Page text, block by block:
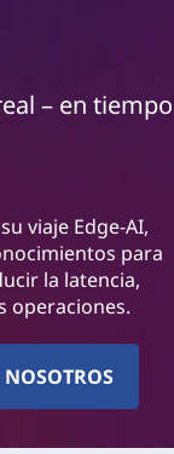
– en tiempo
viaje Edge-AI,
para
la latencia,
operaciones.